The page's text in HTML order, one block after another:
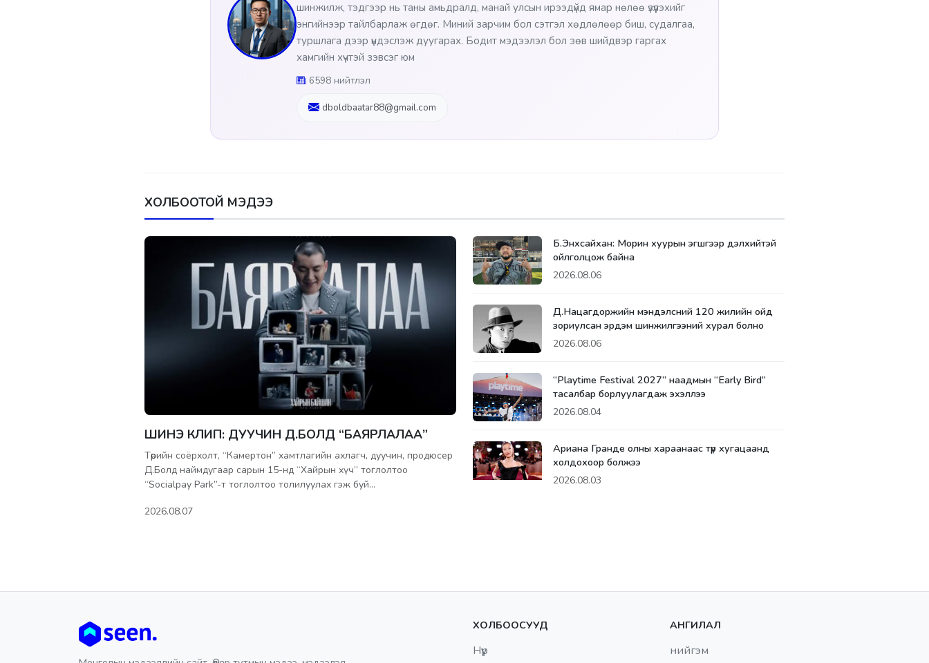
шинжилж, тэдгээр нь таны амьдралд, манай улсын ирээдүйд ямар нөлөө үзүүлэхийг
энгийнээр тайлбарлаж өгдөг. Миний зарчим бол сэтгэл хөдлөлөөр биш, судалгаа,
туршлага дээр үндэслэж дуугарах. Бодит мэдээлэл бол зөв шийдвэр гаргах
хамгийн хүчтэй зэвсэг юм
6598 нийтлэл
dboldbaatar88@gmail.com
ХОЛБООТОЙ МЭДЭЭ
ШИНЭ КЛИП: ДУУЧИН Д.БОЛД “БАЯРЛАЛАА”
Төрийн соёрхолт, “Камертон” хамтлагийн ахлагч, дуучин, продюсер
Д.Болд наймдугаар сарын 15-нд “Хайрын хүч” тоглолтоо
“Socialpay Park”-т тоглолтоо толилуулах гэж буй…
2026.08.07
Б.Энхсайхан: Морин хуурын эгшгээр дэлхийтэй
ойлголцож байна
2026.08.06
Д.Нацагдоржийн мэндэлсний 120 жилийн ойд
зориулсан эрдэм шинжилгээний хурал болно
2026.08.06
“Playtime Festival 2027” наадмын “Early Bird”
тасалбар борлуулагдаж эхэллээ
2026.08.04
Ариана Гранде олны хараанаас түр хугацаанд
холдохоор болжээ
2026.08.03
ХОЛБООСУУД
Нүүр
АНГИЛАЛ
нийгэм